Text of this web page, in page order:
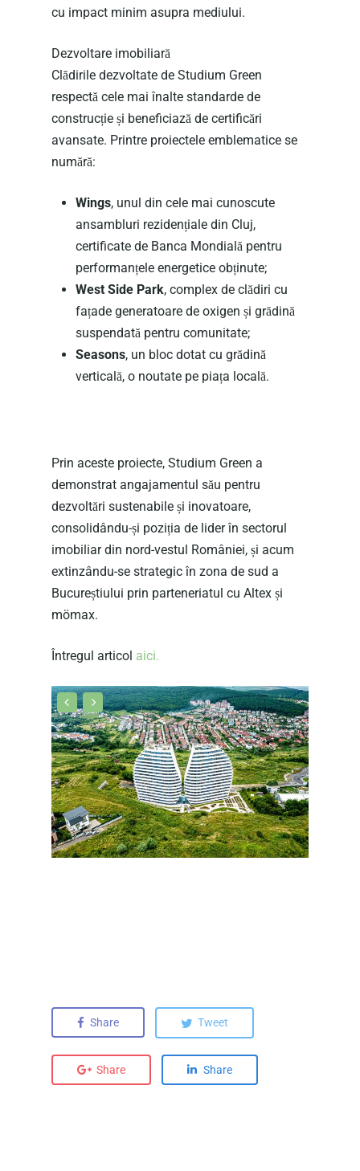
cu impact minim asupra mediului.
Dezvoltare imobiliară
Clădirile dezvoltate de Studium Green
respectă cele mai înalte standarde de
construcție și beneficiază de certificări
avansate. Printre proiectele emblematice se
numără:
Wings, unul din cele mai cunoscute
ansambluri rezidențiale din Cluj,
certificate de Banca Mondială pentru
performanțele energetice obținute;
West Side Park, complex de clădiri cu
fațade generatoare de oxigen și grădină
suspendată pentru comunitate;
Seasons, un bloc dotat cu grădină
verticală, o noutate pe piața locală.
Prin aceste proiecte, Studium Green a
demonstrat angajamentul său pentru
dezvoltări sustenabile și inovatoare,
consolidându-și poziția de lider în sectorul
imobiliar din nord-vestul României, și acum
extinzându-se strategic în zona de sud a
Bucureștiului prin parteneriatul cu Altex și
mömax.
Întregul articol aici.
Share Tweet
Share Share